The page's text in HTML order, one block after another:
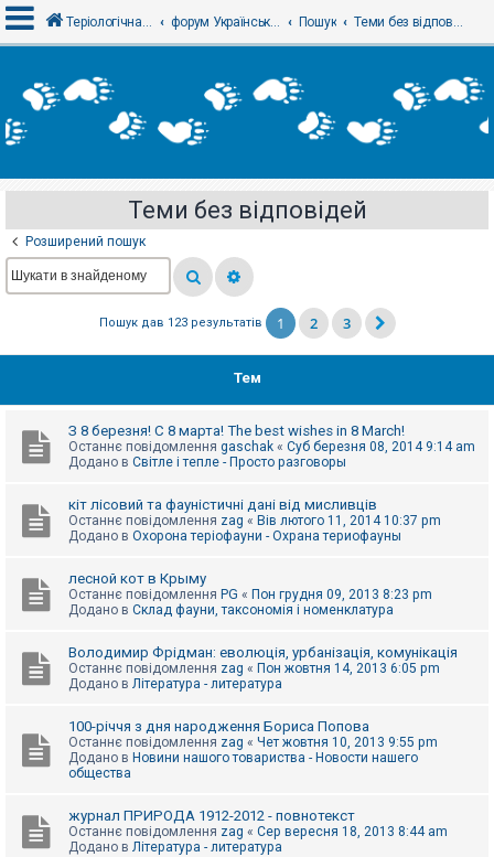
х
і
е
с
т
р
я
е
и
з
е
и
е
Теріологічна школа форум Українського теріологічного товариства Пошук Теми без відповідей
Теми без відповідей
Розширений пошук
Пошук дав 123 результатів 1 2 3
Тем
З 8 березня! С 8 марта! The best wishes in 8 March!
Останнє повідомлення gaschak « Суб березня 08, 2014 9:14 am
Додано в Світле і тепле - Просто разговоры
кіт лісовий та фауністичні дані від мисливців
Останнє повідомлення zag « Вів лютого 11, 2014 10:37 pm
Додано в Охорона теріофауни - Охрана териофауны
лесной кот в Крыму
Останнє повідомлення PG « Пон грудня 09, 2013 8:23 pm
Додано в Склад фауни, таксономія і номенклатура
Володимир Фрідман: еволюція, урбанізація, комунікація
Останнє повідомлення zag « Пон жовтня 14, 2013 6:05 pm
Додано в Література - литература
100-річчя з дня народження Бориса Попова
Останнє повідомлення zag « Чет жовтня 10, 2013 9:55 pm
Додано в Новини нашого товариства - Новости нашего
общества
журнал ПРИРОДА 1912-2012 - повнотекст
Останнє повідомлення zag « Сер вересня 18, 2013 8:44 am
Додано в Література - литература